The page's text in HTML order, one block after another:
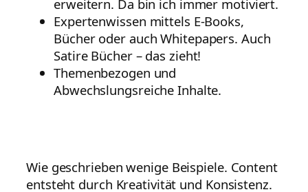
erweitern. Da bin ich immer motiviert.
Expertenwissen mittels E-Books,
Bücher oder auch Whitepapers. Auch
Satire Bücher – das zieht!
Themenbezogen und
Abwechslungsreiche Inhalte.
Wie geschrieben wenige Beispiele. Content
entsteht durch Kreativität und Konsistenz.